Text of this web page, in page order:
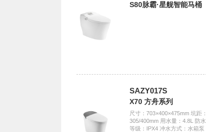
S80脉霸·星舰智能马桶
SAZY017S
X70 方舟系列
尺寸：703×400×475mm 坑距：
305/400mm 用水量：4.8L 防水
等级：IPX4 冲水方式：水箱泵